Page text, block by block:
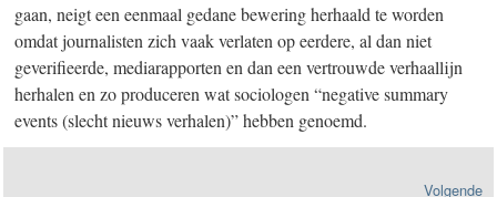
gaan, neigt een eenmaal gedane bewering herhaald te worden
omdat journalisten zich vaak verlaten op eerdere, al dan niet
geverifieerde, mediarapporten en dan een vertrouwde verhaallijn
herhalen en zo produceren wat sociologen “negative summary
events (slecht nieuws verhalen)” hebben genoemd.
Volgende